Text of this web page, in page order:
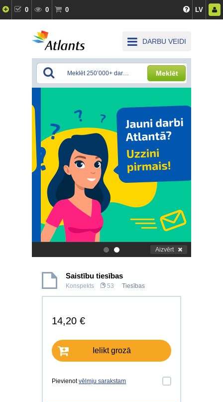
0 0 0 LV
DARBU VEIDI
Meklēt
. Aizvērt
Saistību tiesības
Konspekts 53 Tiesības
14,20 €
Ielikt grozā
Pievienotvēlmju sarakstam